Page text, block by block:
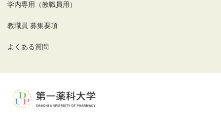
学内専用（教職員用）
教職員 募集要項
よくある質問